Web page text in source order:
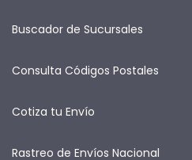
Buscador de Sucursales
Consulta Códigos Postales
Cotiza tu Envío
Rastreo de Envíos Nacional